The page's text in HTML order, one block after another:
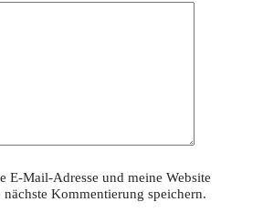
E-Mail-Adresse und meine Website
Kommentierung speichern.